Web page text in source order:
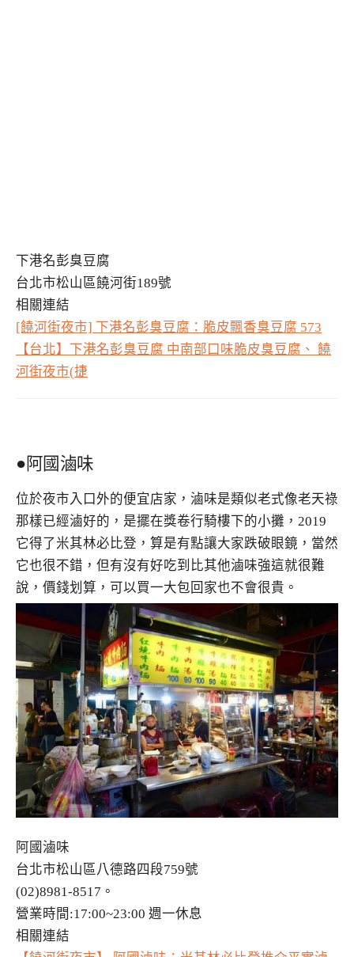
下港名彭臭豆腐
台北市松山區饒河街189號
相關連結
[饒河街夜市] 下港名彭臭豆腐：脆皮飄香臭豆腐 573
【台北】下港名彭臭豆腐 中南部口味脆皮臭豆腐、 饒
河街夜市(捷
●阿國滷味
位於夜市入口外的便宜店家，滷味是類似老式像老天祿
那樣已經滷好的，是擺在獎卷行騎樓下的小攤，2019
它得了米其林必比登，算是有點讓大家跌破眼鏡，當然
它也很不錯，但有沒有好吃到比其他滷味強這就很難
說，價錢划算，可以買一大包回家也不會很貴。
阿國滷味
台北市松山區八德路四段759號
(02)8981-8517。
營業時間:17:00~23:00 週一休息
相關連結